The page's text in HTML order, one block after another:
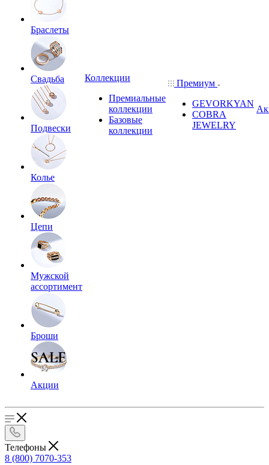
Браслеты
Свадьба
Подвески
Колье
Цепи
Мужской
ассортимент
Броши
Акции
Коллекции
Премиальные
коллекции
Базовые
коллекции
Премиум
GEVORKYAN
COBRA
JEWELRY
Телефоны
8 (800) 7070-353